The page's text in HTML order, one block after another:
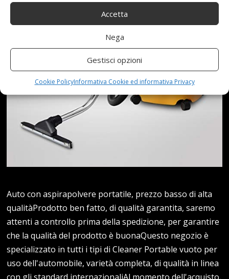
Accetta
Nega
Gestisci opzioni
Cookie PolicyInformativa Cookie ed informativa Privacy
Auto con aspirapolvere portatile, prezzo basso di alta
qualitàProdotto ben fatto, di qualità garantita, saremo
attenti a controllo prima della spedizione, per garantire
che la qualità del prodotto è buonaQuesto negozio è
specializzato in tutti i tipi di Cleaner Portable vuoto per
uso dell'automobile, varietà completa, di qualità in linea